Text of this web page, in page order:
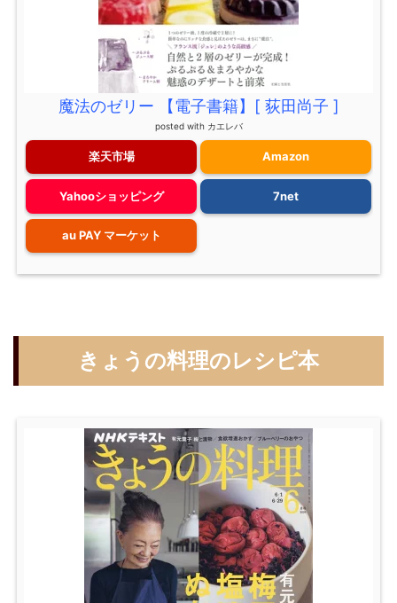
魔法のゼリー 【電子書籍】[ 荻田尚子 ]
posted with カエレバ
楽天市場 Amazon
Yahooショッピング 7net
au PAY マーケット
きょうの料理のレシピ本